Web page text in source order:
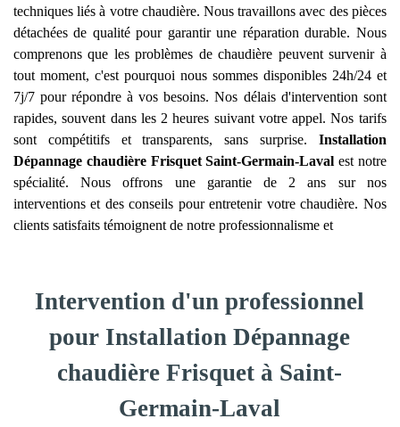
techniques liés à votre chaudière. Nous travaillons avec des pièces
détachées de qualité pour garantir une réparation durable. Nous
comprenons que les problèmes de chaudière peuvent survenir à
tout moment, c'est pourquoi nous sommes disponibles 24h/24 et
7j/7 pour répondre à vos besoins. Nos délais d'intervention sont
rapides, souvent dans les 2 heures suivant votre appel. Nos tarifs
sont compétitifs et transparents, sans surprise. Installation
Dépannage chaudière Frisquet Saint-Germain-Laval est notre
spécialité. Nous offrons une garantie de 2 ans sur nos
interventions et des conseils pour entretenir votre chaudière. Nos
clients satisfaits témoignent de notre professionnalisme et
Intervention d'un professionnel
pour Installation Dépannage
chaudière Frisquet à Saint-
Germain-Laval